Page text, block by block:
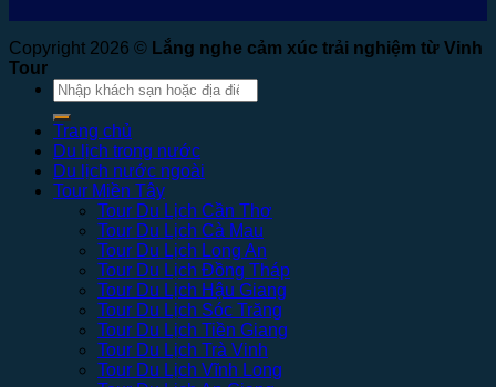
Copyright 2026 © Lắng nghe cảm xúc trải nghiệm từ Vinh
Tour
Tìm
kiếm:
Trang chủ
Du lịch trong nước
Du lịch nước ngoài
Tour Miền Tây
Tour Du Lịch Cần Thơ
Tour Du Lịch Cà Mau
Tour Du Lịch Long An
Tour Du Lịch Đồng Tháp
Tour Du Lịch Hậu Giang
Tour Du Lịch Sóc Trăng
Tour Du Lịch Tiền Giang
Tour Du Lịch Trà Vinh
Tour Du Lịch Vĩnh Long